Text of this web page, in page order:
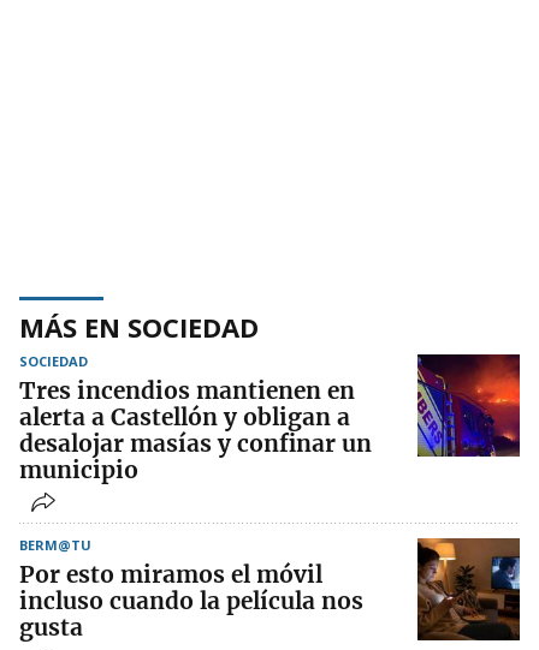
MÁS EN SOCIEDAD
SOCIEDAD
Tres incendios mantienen en
alerta a Castellón y obligan a
desalojar masías y confinar un
municipio
BERM@TU
Por esto miramos el móvil
incluso cuando la película nos
gusta